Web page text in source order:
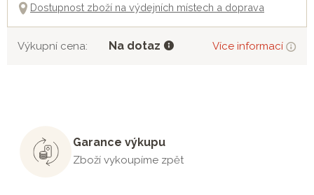
Dostupnost zboží na výdejních místech a doprava
Výkupní cena: Na dotaz Více informací
Garance výkupu
Zboží vykoupíme zpět